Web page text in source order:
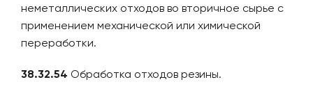
неметаллических отходов во вторичное сырье с
применением механической или химической
переработки.
38.32.54 Обработка отходов резины.